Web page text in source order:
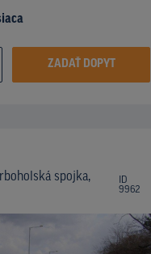
ZADAŤ DOPYT
spojka,
ID
9962